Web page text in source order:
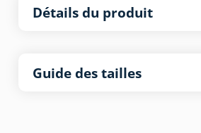
Détails du produit
Guide des tailles